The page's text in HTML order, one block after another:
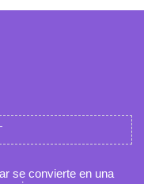
se convierte en una